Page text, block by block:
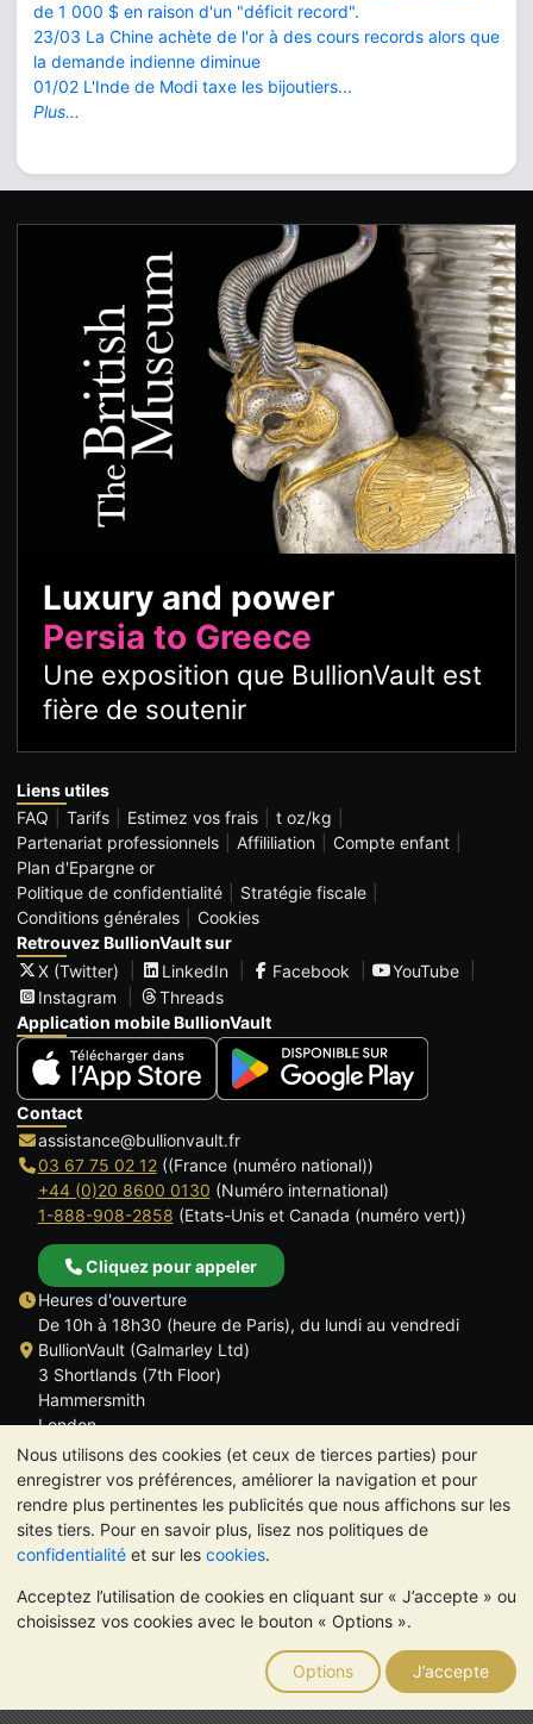
Nous utilisons des cookies (et ceux de tierces parties) pour
enregistrer vos préférences, améliorer la navigation et pour
rendre plus pertinentes les publicités que nous affichons sur les
sites tiers. Pour en savoir plus, lisez nos politiques de
confidentialité et sur les cookies.
Acceptez l’utilisation de cookies en cliquant sur « J’accepte » ou
choisissez vos cookies avec le bouton « Options ».
Options J’accepte
de 1 000 $ en raison d'un "déficit record".
23/03 La Chine achète de l'or à des cours records alors que
la demande indienne diminue
01/02 L'Inde de Modi taxe les bijoutiers...
Plus...
Luxury and power
Persia to Greece
Une exposition que BullionVault est
fière de soutenir
Liens utiles
FAQ
Tarifs Estimez vos frais
t oz/kg
Partenariat professionnels
Affililiation
Compte enfant
Plan d'Epargne or
Politique de confidentialité
Stratégie fiscale
Conditions générales
Cookies
Retrouvez BullionVault sur
X (Twitter)
LinkedIn Facebook
YouTube
Instagram
Threads
Application mobile BullionVault
Contact
assistance@bullionvault.fr
03 67 75 02 12((France (numéro national))
+44 (0)20 8600 0130 (Numéro international)
1-888-908-2858 (Etats-Unis et Canada (numéro vert))
Cliquez pour appeler
Heures d'ouverture
De 10h à 18h30 (heure de Paris), du lundi au vendredi
BullionVault (Galmarley Ltd)
3 Shortlands (7th Floor)
Hammersmith
London
W6 8DA
ROYAUME UNI
TrustScore 4.6 | 534 avis
VEUILLEZ NOTER: La valeur des métaux précieux peut aussi
bien baisser qu'augmenter. Les tendances historiques ne
garantissent pas l'évolution future des cours. Rien sur les sites
Internet de BullionVault ou dans ses communications ne